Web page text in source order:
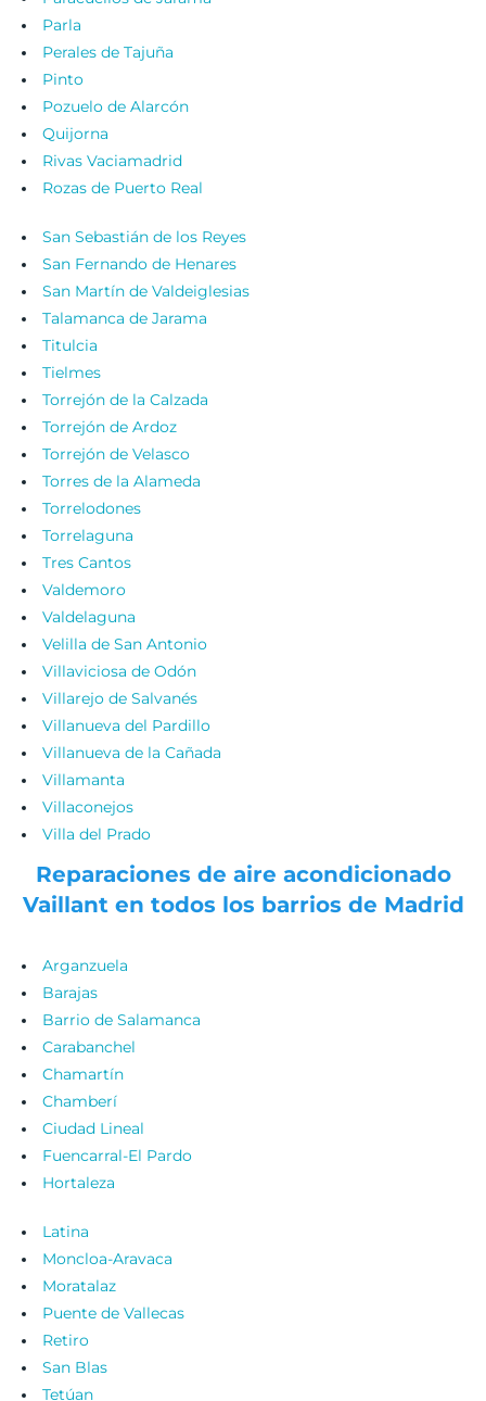
Parla
Perales de Tajuña
Pinto
Pozuelo de Alarcón
Quijorna
Rivas Vaciamadrid
Rozas de Puerto Real
San Sebastián de los Reyes
San Fernando de Henares
San Martín de Valdeiglesias
Talamanca de Jarama
Titulcia
Tielmes
Torrejón de la Calzada
Torrejón de Ardoz
Torrejón de Velasco
Torres de la Alameda
Torrelodones
Torrelaguna
Tres Cantos
Valdemoro
Valdelaguna
Velilla de San Antonio
Villaviciosa de Odón
Villarejo de Salvanés
Villanueva del Pardillo
Villanueva de la Cañada
Villamanta
Villaconejos
Villa del Prado
Reparaciones de aire acondicionado
Vaillant en todos los barrios de Madrid
Arganzuela
Barajas
Barrio de Salamanca
Carabanchel
Chamartín
Chamberí
Ciudad Lineal
Fuencarral-El Pardo
Hortaleza
Latina
Moncloa-Aravaca
Moratalaz
Puente de Vallecas
Retiro
San Blas
Tetúan